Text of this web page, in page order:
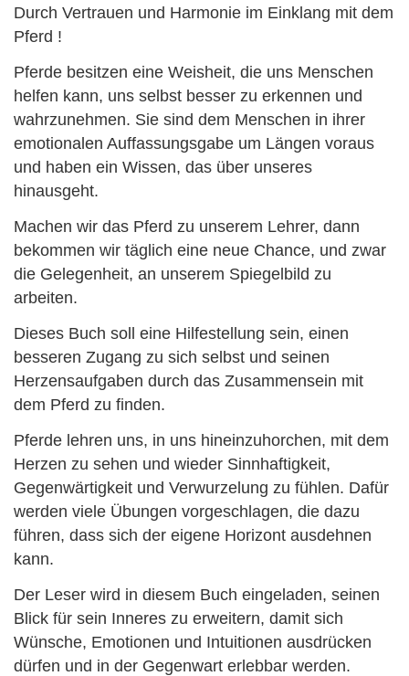
Durch Vertrauen und Harmonie im Einklang mit dem
Pferd !
Pferde besitzen eine Weisheit, die uns Menschen
helfen kann, uns selbst besser zu erkennen und
wahrzunehmen. Sie sind dem Menschen in ihrer
emotionalen Auffassungsgabe um Längen voraus
und haben ein Wissen, das über unseres
hinausgeht.
Machen wir das Pferd zu unserem Lehrer, dann
bekommen wir täglich eine neue Chance, und zwar
die Gelegenheit, an unserem Spiegelbild zu
arbeiten.
Dieses Buch soll eine Hilfestellung sein, einen
besseren Zugang zu sich selbst und seinen
Herzensaufgaben durch das Zusammensein mit
dem Pferd zu finden.
Pferde lehren uns, in uns hineinzuhorchen, mit dem
Herzen zu sehen und wieder Sinnhaftigkeit,
Gegenwärtigkeit und Verwurzelung zu fühlen. Dafür
werden viele Übungen vorgeschlagen, die dazu
führen, dass sich der eigene Horizont ausdehnen
kann.
Der Leser wird in diesem Buch eingeladen, seinen
Blick für sein Inneres zu erweitern, damit sich
Wünsche, Emotionen und Intuitionen ausdrücken
dürfen und in der Gegenwart erlebbar werden.